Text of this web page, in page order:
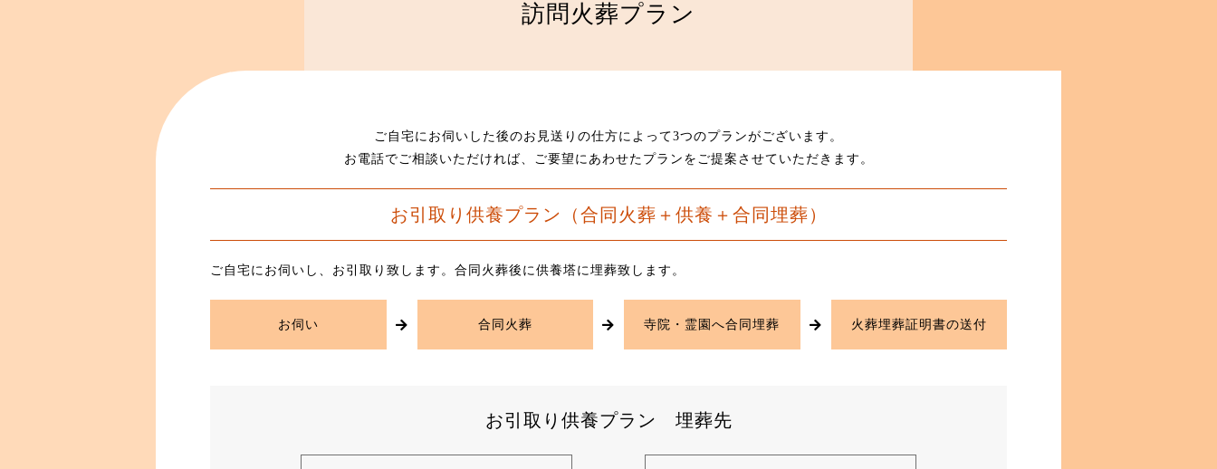
訪問火葬プラン
ご自宅にお伺いした後のお見送りの仕方によって3つのプランがございます。
お電話でご相談いただければ、ご要望にあわせたプランをご提案させていただきます。
お引取り供養プラン（合同火葬＋供養＋合同埋葬）
ご自宅にお伺いし、お引取り致します。合同火葬後に供養塔に埋葬致します。
お伺い 合同火葬 寺院・霊園へ合同埋葬 火葬埋葬証明書の送付
お引取り供養プラン 埋葬先